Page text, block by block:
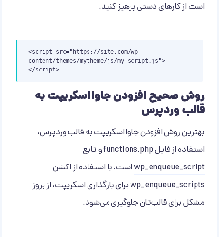
است از کارهای دستی پرهیز کنید.
<script src="https://site.com/wp-
content/themes/mytheme/js/my-script.js">
</script>
روش صحیح افزودن جاوااسکریپت به
قالب وردپرس
بهترین روش افزودن جاوااسکریپت به قالب وردپرس،
استفاده از فایل functions.php و تابع
wp_enqueue_scriptاست. با استفاده از اکشن
wp_enqueue_scripts برای بارگذاری اسکریپت، از بروز
مشکل برای قالب‌تان جلوگیری می‌شود.